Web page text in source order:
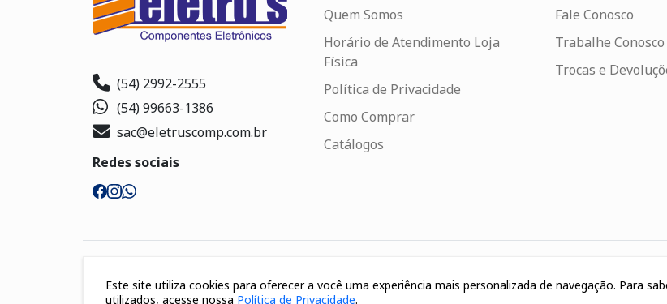
(54) 2992-2555
(54) 99663-1386
sac@eletruscomp.com.br
Redes sociais
Quem Somos
Horário de Atendimento Loja
Física
Política de Privacidade
Como Comprar
Catálogos
Fale Conosco
Trabalhe Conosco
Trocas e
Segurança
Este site utiliza cookies para oferecer a você uma experiência mais personalizada de navegação. Para
utilizados, acesse nossa Política de Privacidade.